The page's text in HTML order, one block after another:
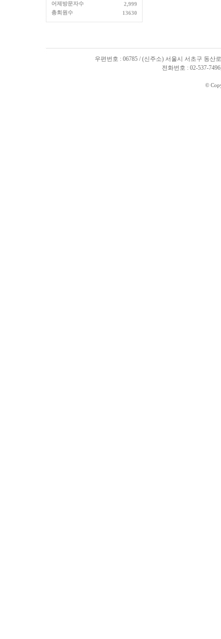
어제방문자수
2,999
총회원수
13630
우편번호 : 06785 / (신주소) 서울시 서초구 동산
전화번호 : 02-537-
©